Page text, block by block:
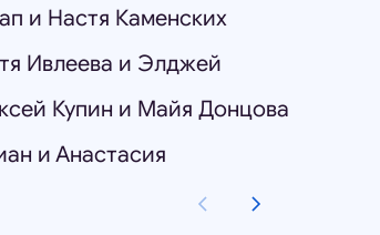
и Настя Каменских
Ивлеева и Элджей
Купин и Майя Донцова
и Анастасия